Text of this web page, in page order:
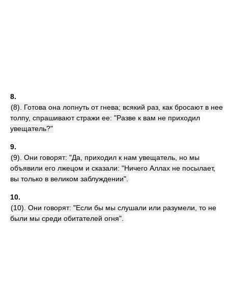
8.
(8). Готова она лопнуть от гнева; всякий раз, как бросают в нее
толпу, спрашивают стражи ее: "Разве к вам не приходил
увещатель?"
9.
(9). Они говорят: "Да, приходил к нам увещатель, но мы
объявили его лжецом и сказали: "Ничего Аллах не посылает,
вы только в великом заблуждении".
10.
(10). Они говорят: "Если бы мы слушали или разумели, то не
были мы среди обитателей огня".